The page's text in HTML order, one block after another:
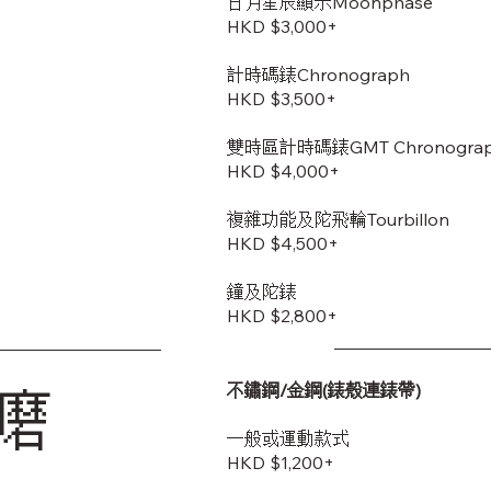
HKD $3,000+
計時碼錶Chronograph
HKD $3,500+
雙時區計時碼錶GMT
HKD $4,000+
複雜功能及陀飛輪Tourbillon
HKD $4,500+
鐘及陀錶
HKD $2,800+
不鏽鋼/金鋼(錶殼連錶帶)
一般或運動款式
HKD $1,200+